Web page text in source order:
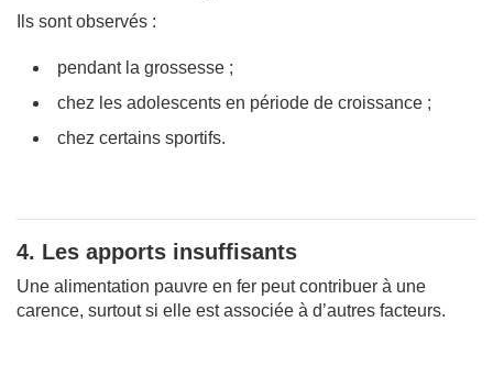
Ils sont observés :
pendant la grossesse ;
chez les adolescents en période de croissance ;
chez certains sportifs.
4. Les apports insuffisants
Une alimentation pauvre en fer peut contribuer à une
carence, surtout si elle est associée à d’autres facteurs.